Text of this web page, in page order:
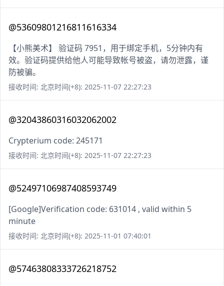
@53609801216811616334
【小熊美术】 验证码 7951，用于绑定手机，5分钟内有
效。验证码提供给他人可能导致帐号被盗，请勿泄露，谨
防被骗。
接收时间: 北京时间(+8): 2025-11-07 22:27:23
@32043860316032062002
Crypterium code: 245171
接收时间: 北京时间(+8): 2025-11-07 22:27:23
@52497106987408593749
[Google]Verification code: 631014 , valid within 5
minute
接收时间: 北京时间(+8): 2025-11-01 07:40:01
@57463808333726218752